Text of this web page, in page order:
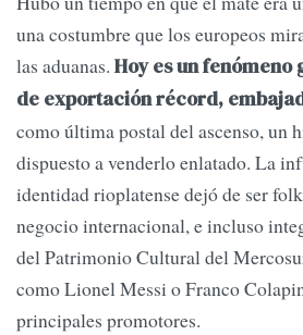
una costumbre que los europeos
las aduanas. Hoy es un
de exportación récord,
como última postal del ascenso, un
dispuesto a venderlo enlatado. La
identidad rioplatense dejó de ser
negocio internacional, e incluso
del Patrimonio Cultural del
como Lionel Messi o Franco
principales promotores.